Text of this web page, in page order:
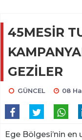
45MESİR
GEZİLER
GÜNCEL 08
Ege Bölgesi’nin